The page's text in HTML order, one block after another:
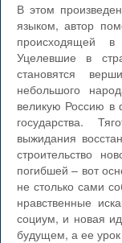
В этом
языком, автор
происходящей
Уцелевшие в
становятся
небольшого
великую Россию в
государства.
выжидания
строительство
погибшей – вот
не столько сами
нравственные
социум, и новая
будущем, а ее